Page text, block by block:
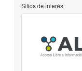
Sitios de interés